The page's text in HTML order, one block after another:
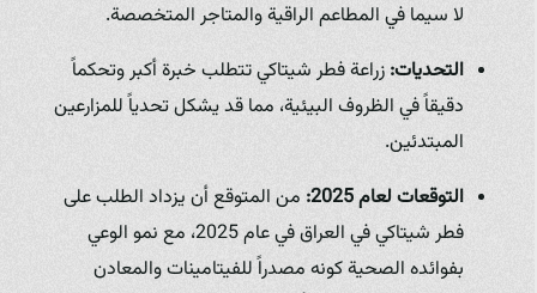
لا سيما في المطاعم الراقية والمتاجر المتخصصة.
التحديات:زراعة فطر شيتاكي تتطلب خبرة أكبر وتحكماً
دقيقاً في الظروف البيئية، مما قد يشكل تحدياً للمزارعين
المبتدئين.
التوقعات لعام 2025:
من المتوقع أن يزداد الطلب على
فطر شيتاكي في العراق في عام 2025، مع نمو الوعي
بفوائده الصحية كونه مصدراً للفيتامينات والمعادن